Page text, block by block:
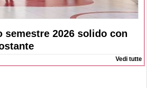
semestre 2026 solido con
Vedi tutte